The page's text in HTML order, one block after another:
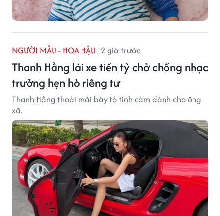
NGƯỜI MẪU - HOA HẬU 2 giờ trước
Thanh Hằng lái xe tiền tỷ chở chồng nhạc
trưởng hẹn hò riêng tư
Thanh Hằng thoải mái bày tỏ tình cảm dành cho ông
xã.